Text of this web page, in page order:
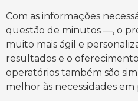
Com as informações
questão de minutos —, o
muito mais ágil e
resultados e o
operatórios também são
melhor às necessidades em